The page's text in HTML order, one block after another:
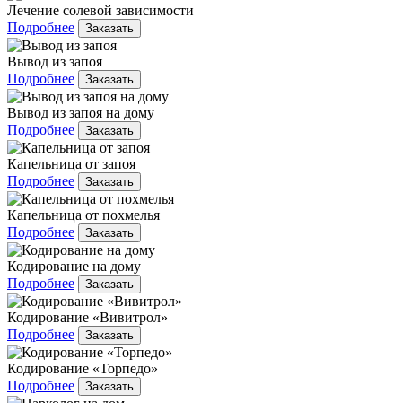
Лечение солевой зависимости
Подробнее
Заказать
Вывод из запоя
Подробнее
Заказать
Вывод из запоя на дому
Подробнее
Заказать
Капельница от запоя
Подробнее
Заказать
Капельница от похмелья
Подробнее
Заказать
Кодирование на дому
Подробнее
Заказать
Кодирование «Вивитрол»
Подробнее
Заказать
Кодирование «Торпедо»
Подробнее
Заказать